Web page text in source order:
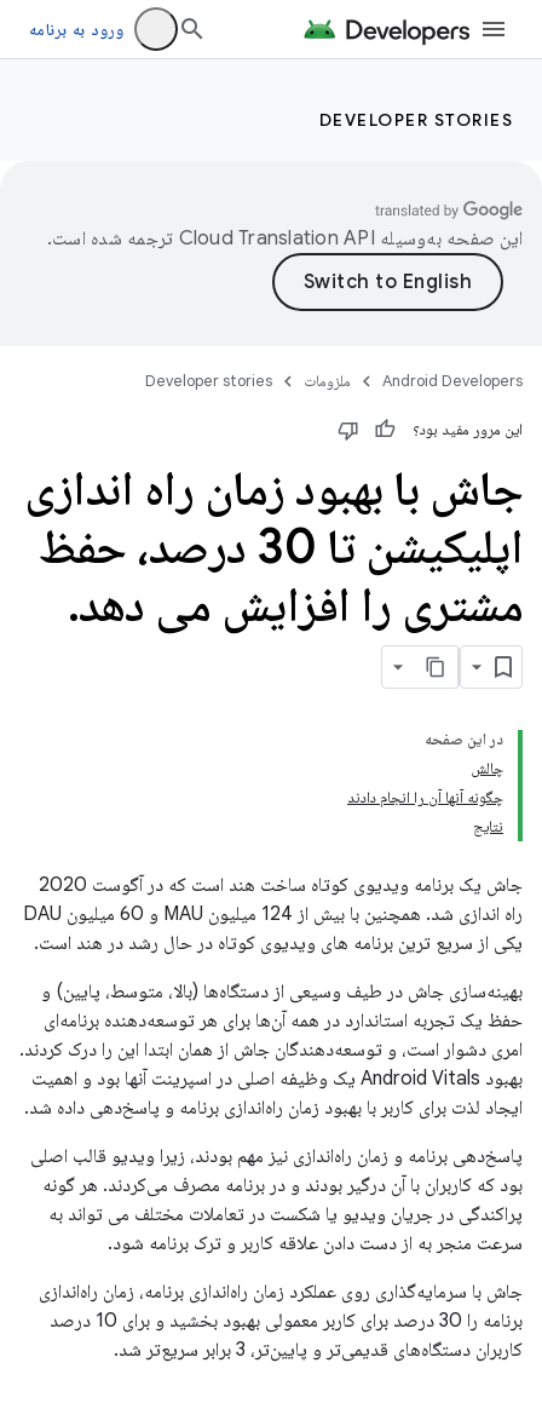
ورود به برنامه
DEVELOPER STORIES
این صفحه به‌وسیله ترجمه شده است.
Android Developers ملزومات Developer stories
این مرور مفید بود؟
جاش با بهبود زمان راه اندازی
اپلیکیشن تا 30 درصد، حفظ
مشتری را افزایش می دهد.
در این صفحه
چالش
چگونه آنها آن را انجام دادند
نتایج
جاش یک برنامه ویدیوی کوتاه ساخت هند است که در آگوست 2020
راه اندازی شد. همچنین با بیش از 124 میلیون MAU و 60 میلیون DAU
یکی از سریع ترین برنامه های ویدیوی کوتاه در حال رشد در هند است.
بهینه‌سازی جاش در طیف وسیعی از دستگاه‌ها (بالا، متوسط، پایین) و
حفظ یک تجربه استاندارد در همه آن‌ها برای هر توسعه‌دهنده برنامه‌ای
امری دشوار است، و توسعه‌دهندگان جاش از همان ابتدا این را درک کردند.
بهبود Android Vitals یک وظیفه اصلی در اسپرینت آنها بود و اهمیت
ایجاد لذت برای کاربر با بهبود زمان راه‌اندازی برنامه و پاسخ‌دهی داده شد.
پاسخ‌دهی برنامه و زمان راه‌اندازی نیز مهم بودند، زیرا ویدیو قالب اصلی
بود که کاربران با آن درگیر بودند و در برنامه مصرف می‌کردند. هر گونه
پراکندگی در جریان ویدیو یا شکست در تعاملات مختلف می تواند به
سرعت منجر به از دست دادن علاقه کاربر و ترک برنامه شود.
جاش با سرمایه‌گذاری روی عملکرد زمان راه‌اندازی برنامه، زمان راه‌اندازی
برنامه را 30 درصد برای کاربر معمولی بهبود بخشید و برای 10 درصد
کاربران دستگاه‌های قدیمی‌تر و پایین‌تر، 3 برابر سریع‌تر شد.